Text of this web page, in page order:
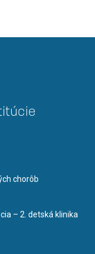
chorôb
– 2. detská klinika